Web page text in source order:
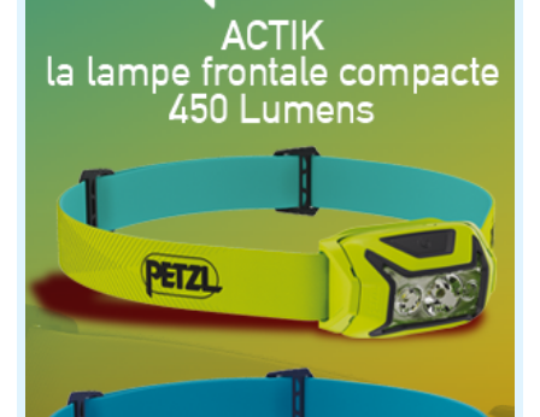
Xavier Macaire, 3ème à Torbay
Crédit : A.COURCOUX